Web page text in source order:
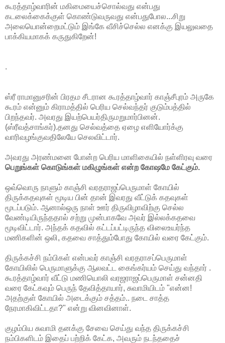
கூரத்தாழ்வாரின் மகிமையைச்சொல்வது என்பது
கடலைக்கைக்குள் கொண்டுவருவது என்பதுபோல...சிறு
அலையொன்றைமட்டும் இங்கே வீசிச்செல்ல எனக்கு இயலுவதை
பாக்கியமாகக் கருதுகிறேன்!
.
ஸ்ரீ ராமானுசரின் பிரதம சீடரான கூரத்தாழ்வார் காஞ்சீபுரம் அருகே
கூரம் என்னும் கிராமத்தில் பெரிய செல்வந்தர் குடும்பத்தில்
பிறந்தவர். அவரது இயற்பெயர்திருமறுமார்பினன்.
(ஸ்ரீவத்சாங்கர்).தனது செல்வத்தை ஏழை எளியோர்க்கு
வாரிவழங்குவதிலேயே செலவிட்டார்.
அவரது அரண்மனை போன்ற பெரிய மாளிகையில் நள்ளிரவு வரை
பெறுங்கள் கொடுங்கள் மகிழுங்கள் என்ற கோஷமே கேட்கும்.
ஒவ்வொரு நாளும் காஞ்சி வரதராஜப்பெருமாள் கோயில்
திருக்கதவுகள் மூடிய பின் தான் இவரது வீட்டுக் கதவுகள்
மூடப்படும். ஆனால்ஒரு நாள் ஊர் திருவிழாவிற்கு செல்ல
வேண்டியிருந்ததால் சற்று முன்பாகவே அவர் இல்லக்கதவை
மூடிவிட்டார். அந்தக் கதவில் கட்டப்பட்டிருந்த விலைஉயர்ந்த
மணிகளின் ஒலி, கதவை சாத்தும்போது கோயில் வரை கேட்கும்.
திருக்கச்சி நம்பிகள் என்பவர் காஞ்சி வரதராசப்பெருமாள்
கோயிலில் பெருமாளுக்கு ஆலவட்ட கைங்கர்யம் செய்து வந்தார் .
கூரத்தாழ்வார் வீட்டு மணியொலி வரஜராஜப்பெருமாள் சன்னதி
வரை கேட்கவும் பெருந் தேவித்தாயார், சுவாமியிடம் "என்ன!
அதற்குள் கோயில் அடைக்கும் சத்தம்.. நடை சாத்த
நேரமாகிவிட்டதா?" என்று வினவினாள்.
குழம்பிய சுவாமி தனக்கு சேவை செய்து வந்த திருக்கச்சி
நம்பிகளிடம் இதைப் பற்றிக் கேட்க, அவரும் நடந்ததைச்